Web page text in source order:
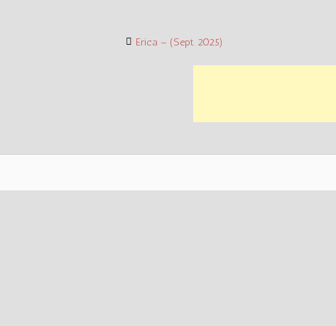
Post
navigation
Erica – (Sept. 2025)